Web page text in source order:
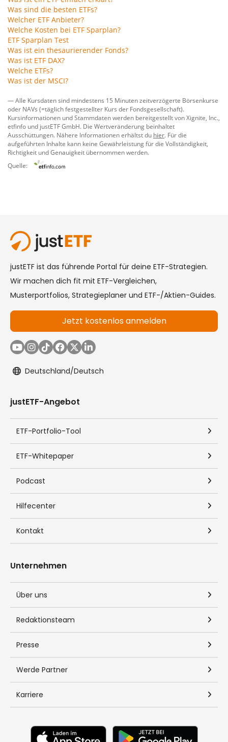
Was sind die besten ETFs?
Welcher ETF Anbieter?
Welche Kosten bei ETF Sparplan?
ETF Sparplan Test
Was ist ein thesaurierender Fonds?
Was ist ETF DAX?
Welche ETFs?
Was ist der MSCI?
— Alle Kursdaten sind mindestens 15 Minuten zeitverzögerte Börsenkurse
oder NAVs (=täglich festgestellter Kurs der Fondsgesellschaft).
Kursinformationen und Stammdaten werden bereitgestellt vonXignite, Inc.
etfinfo und justETF GmbH. Die Wertveränderung beinhaltet
Ausschüttungen. Nähere Informationen erhältst du hier. Für die
aufgeführten Inhalte kann keine Gewährleistung für die Vollständigkeit,
Richtigkeit und Genauigkeit übernommen werden.
Quelle: